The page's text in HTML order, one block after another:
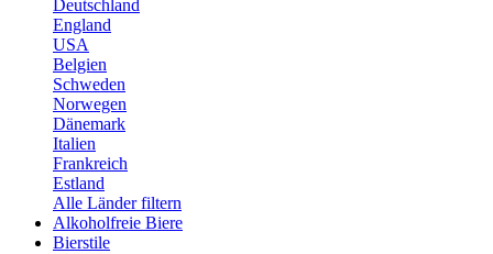
Deutschland
England
USA
Belgien
Schweden
Norwegen
Dänemark
Italien
Frankreich
Estland
Alle Länder filtern
Alkoholfreie Biere
Bierstile